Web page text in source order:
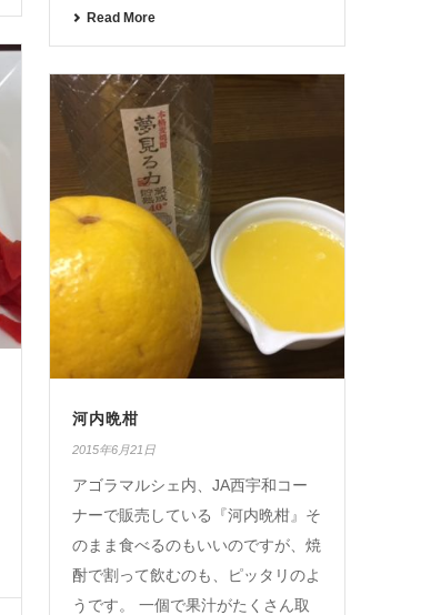
Read More
河内晩柑
2015年6月21日
アゴラマルシェ内、JA西宇和コー
ナーで販売している『河内晩柑』そ
のまま食べるのもいいのですが、焼
酎で割って飲むのも、ピッタリのよ
うです。 一個で果汁がたくさん取